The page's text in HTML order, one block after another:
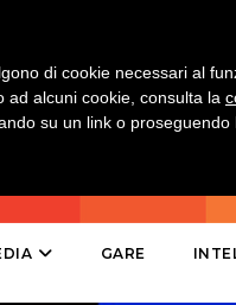
GARE
di cookie necessari al
ad alcuni cookie, consulta la
su un link o